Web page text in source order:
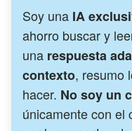
Soy una IA
ahorro buscar y
una respuesta
contexto, resumo
hacer. No soy un
únicamente con el